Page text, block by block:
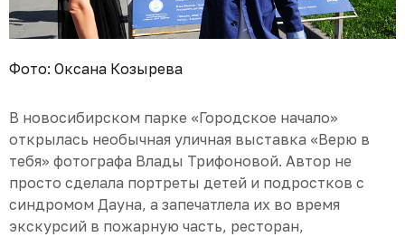
Фото: Оксана Козырева
В новосибирском парке «Городское начало»
открылась необычная уличная выставка «Верю в
тебя» фотографа Влады Трифоновой. Автор не
просто сделала портреты детей и подростков с
синдромом Дауна, а запечатлела их во время
экскурсий в пожарную часть, ресторан,